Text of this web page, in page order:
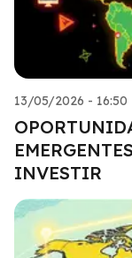
13/05/2026 - 16:50
INVESTIR